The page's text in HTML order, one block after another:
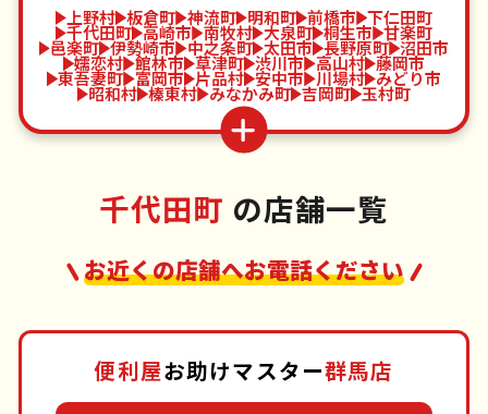
上野村 板倉町 神流町 明和町 前橋市 下仁田町
千代田町 高崎市 南牧村 大泉町 桐生市 甘楽町
邑楽町 伊勢崎市 中之条町 太田市 長野原町 沼田市
嬬恋村 館林市 草津町 渋川市 高山村 藤岡市
東吾妻町 富岡市 片品村 安中市 川場村 みどり市
昭和村 榛東村 みなかみ町 吉岡町 玉村町
千代田町 の店舗一覧
お近くの店舗へお電話ください
便利屋お助けマスター群馬店